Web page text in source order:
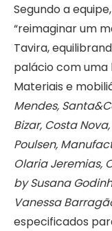
Segundo a
“reimaginar um
Tavira,
palácio com
Materiais e
Mendes,
Bizar, Costa
Poulsen,
Olaria Jeremias,
by Susana
Vanessa
especificados